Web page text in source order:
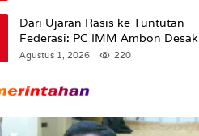
Dari Ujaran Rasis ke Tuntutan
Federasi: PC IMM Ambon Desak
Klarifikasi Presiden dan Imbau
Putih Di Maluku.
Agustus 1, 2026 220